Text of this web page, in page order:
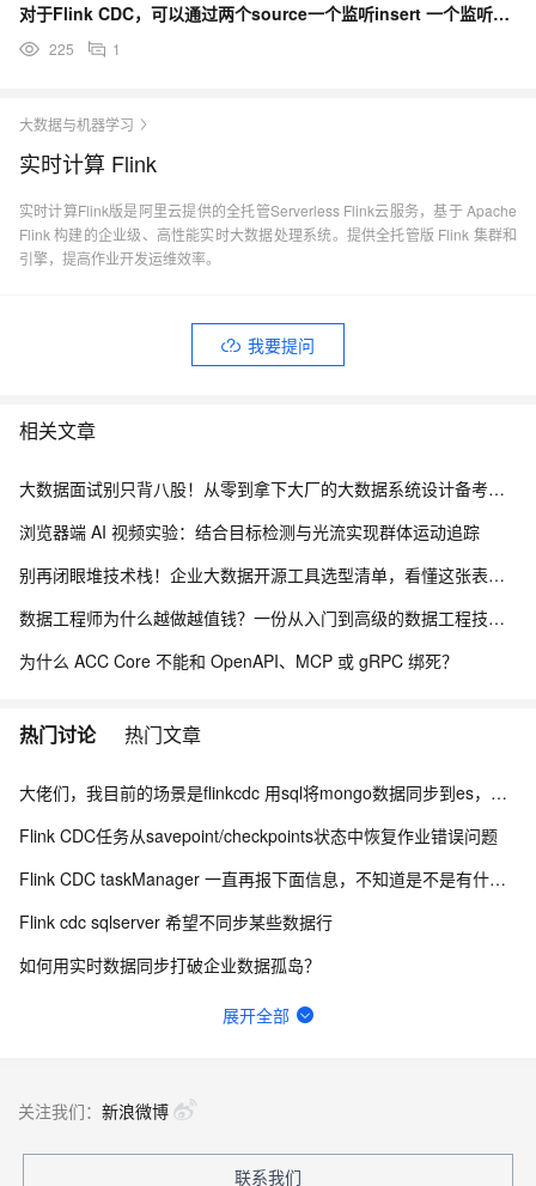
对于Flink CDC，可以通过两个source一个监听insert 一个监听update 可以嘛？
225 1
大数据与机器学习
实时计算 Flink
实时计算Flink版是阿里云提供的全托管Serverless Flink云服务，基于 Apache
Flink 构建的企业级、高性能实时大数据处理系统。提供全托管版 Flink 集群和
引擎，提高作业开发运维效率。
我要提问
相关文章
大数据面试别只背八股！从零到拿下大厂的大数据系统设计备考路线
浏览器端 AI 视频实验：结合目标检测与光流实现群体运动追踪
别再闭眼堆技术栈！企业大数据开源工具选型清单，看懂这张表少走3年弯路
数据工程师为什么越做越值钱？一份从入门到高级的数据工程技能树、项目实战与简历升级指南
为什么 ACC Core 不能和 OpenAPI、MCP 或 gRPC 绑死？
热门讨论 热门文章
大佬们，我目前的场景是flinkcdc 用sql将mongo数据同步到es，有人做过这样的场景吗？
Flink CDC任务从savepoint/checkpoints状态中恢复作业错误问题
Flink CDC taskManager 一直再报下面信息，不知道是不是有什么问题？
Flink cdc sqlserver 希望不同步某些数据行
如何用实时数据同步打破企业数据孤岛？
flink cdc接入备库B，类似这种情况咋解决的呢?
展开全部
关注我们： 新浪微博
联系我们